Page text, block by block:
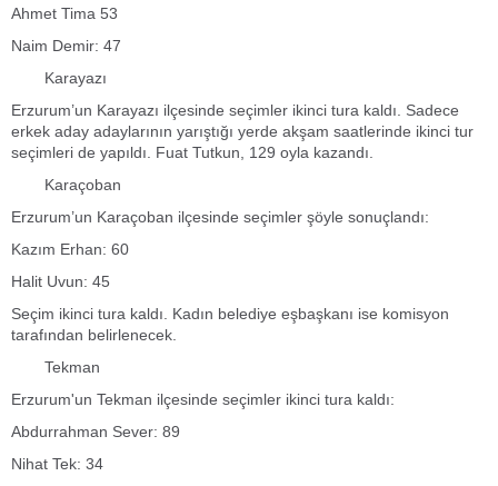
Ahmet Tima 53
Naim Demir: 47
Karayazı
Erzurum’un Karayazı ilçesinde seçimler ikinci tura kaldı. Sadece
erkek aday adaylarının yarıştığı yerde akşam saatlerinde ikinci tur
seçimleri de yapıldı. Fuat Tutkun, 129 oyla kazandı.
Karaçoban
Erzurum’un Karaçoban ilçesinde seçimler şöyle sonuçlandı:
Kazım Erhan: 60
Halit Uvun: 45
Seçim ikinci tura kaldı. Kadın belediye eşbaşkanı ise komisyon
tarafından belirlenecek.
Tekman
Erzurum'un Tekman ilçesinde seçimler ikinci tura kaldı:
Abdurrahman Sever: 89
Nihat Tek: 34